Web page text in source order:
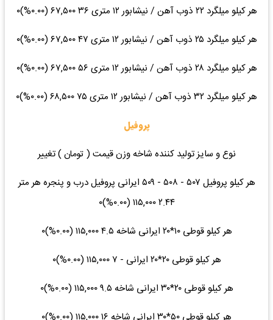
هر کیلو میلگرد ۲۲ ذوب آهن / نیشابور ۱۲ متری ۳۶ ۶۷,۵۰۰ (۰.۰۰%)۰
هر کیلو میلگرد ۲۵ ذوب آهن / نیشابور ۱۲ متری ۴۷ ۶۷,۵۰۰ (۰.۰۰%)۰
هر کیلو میلگرد ۲۸ ذوب آهن / نیشابور ۱۲ متری ۵۶ ۶۷,۵۰۰ (۰.۰۰%)۰
هر کیلو میلگرد ۳۲ ذوب آهن / نیشابور ۱۲ متری ۷۵ ۶۸,۵۰۰ (۰.۰۰%)۰
پروفیل
نوع و سایز تولید کننده شاخه وزن قیمت ( تومان ) تغییر
هر کیلو پروفیل ۵۰۷ - ۵۰۸ - ۵۰۹ ایرانی پروفیل درب و پنجره هر متر
۲.۴۴ ۱۱۵,۰۰۰ (۰.۰۰%)۰
هر کیلو قوطی ۱۰*۲۰ ایرانی شاخه ۴.۵ ۱۱۵,۰۰۰ (۰.۰۰%)۰
هر کیلو قوطی ۲۰*۲۰ ایرانی - ۷ ۱۱۵,۰۰۰ (۰.۰۰%)۰
هر کیلو قوطی ۲۰*۳۰ ایرانی شاخه ۹.۵ ۱۱۵,۰۰۰ (۰.۰۰%)۰